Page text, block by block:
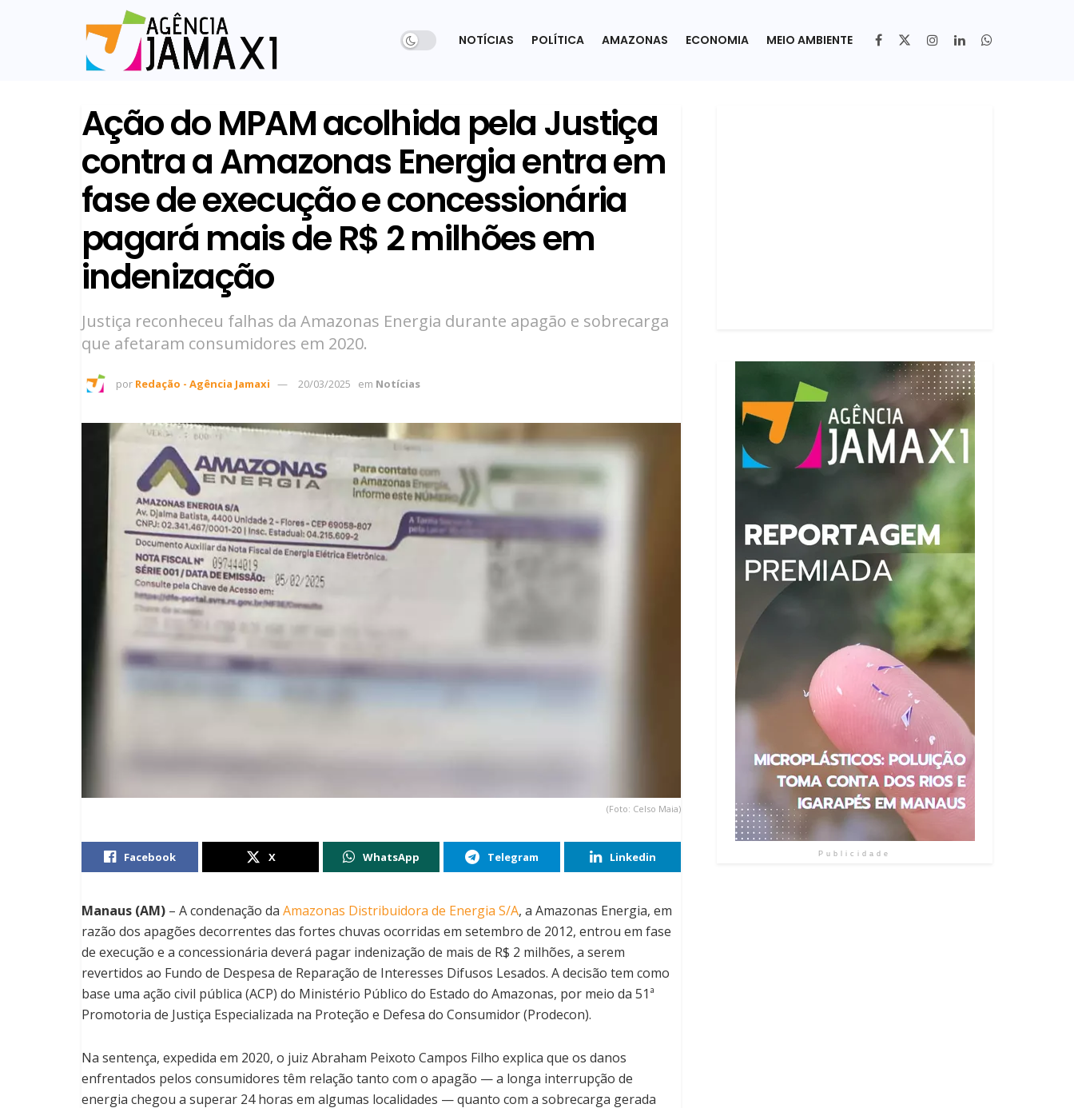
NOTÍCIAS POLÍTICA AMAZONAS ECONOMIA MEIO AMBIENTE
Ação do MPAM acolhida pela Justiça
contra a Amazonas Energia entra em
fase de execução e concessionária
pagará mais de R$ 2 milhões em
indenização
Justiça reconheceu falhas da Amazonas Energia durante apagão e sobrecarga
que afetaram consumidores em 2020.
por Redação - Agência Jamaxi 20/03/2025 em Notícias
(Foto: Celso Maia)
Facebook X WhatsApp Telegram Linkedin
Manaus (AM) – A condenação da Amazonas Distribuidora de Energia S/A, a Amazonas Energia, em
razão dos apagões decorrentes das fortes chuvas ocorridas em setembro de 2012, entrou em fase
de execução e a concessionária deverá pagar indenização de mais de R$ 2 milhões, a serem
revertidos ao Fundo de Despesa de Reparação de Interesses Difusos Lesados. A decisão tem como
base uma ação civil pública (ACP) do Ministério Público do Estado do Amazonas, por meio da 51ª
Promotoria de Justiça Especializada na Proteção e Defesa do Consumidor (Prodecon).
Na sentença, expedida em 2020, o juiz Abraham Peixoto Campos Filho explica que os danos
enfrentados pelos consumidores têm relação tanto com o apagão — a longa interrupção de
energia chegou a superar 24 horas em algumas localidades — quanto com a sobrecarga gerada
Publicidade